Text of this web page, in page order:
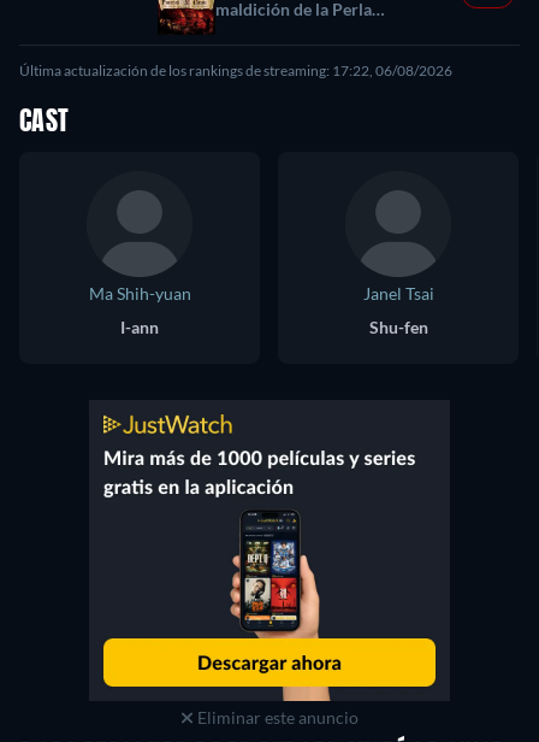
maldición de la Perla
Negra
Última actualización de los rankings de streaming: 17:22, 06/08/2026
CAST
Ma Shih-yuan
I-ann
Janel Tsai
Shu-fen
Eliminar este anuncio